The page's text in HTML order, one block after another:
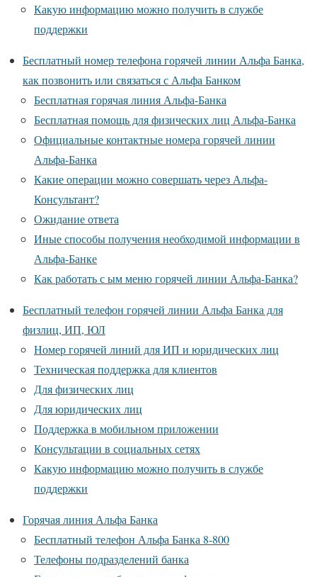
Какую информацию можно получить в службе
поддержки
Бесплатный номер телефона горячей линии Альфа Банка,
как позвонить или связаться с Альфа Банком
Бесплатная горячая линия Альфа-Банка
Бесплатная помощь для физических лиц Альфа-Банка
Официальные контактные номера горячей линии
Альфа-Банка
Какие операции можно совершать через Альфа-
Консультант?
Ожидание ответа
Иные способы получения необходимой информации в
Альфа-Банке
Как работать с ым меню горячей линии Альфа-Банка?
Бесплатный телефон горячей линии Альфа Банка для
физлиц, ИП, ЮЛ
Номер горячей линий для ИП и юридических лиц
Техническая поддержка для клиентов
Для физических лиц
Для юридических лиц
Поддержка в мобильном приложении
Консультации в социальных сетях
Какую информацию можно получить в службе
поддержки
Горячая линия Альфа Банка
Бесплатный телефон Альфа Банка 8-800
Телефоны подразделений банка